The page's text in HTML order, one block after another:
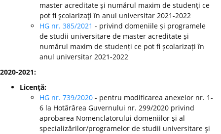
master acreditate şi numărul maxim de studenţi ce
pot fi şcolarizaţi în anul universitar 2021-2022
HG nr. 385/2021 - privind domeniile și programele
de studii universitare de master acreditate și
numărul maxim de studenți ce pot fi școlarizați în
anul universitar 2021-2022
2020-2021:
Licenţă:
HG nr. 739/2020 - pentru modificarea anexelor nr. 1-
6 la Hotărârea Guvernului nr. 299/2020 privind
aprobarea Nomenclatorului domeniilor şi al
specializărilor/programelor de studii universitare şi